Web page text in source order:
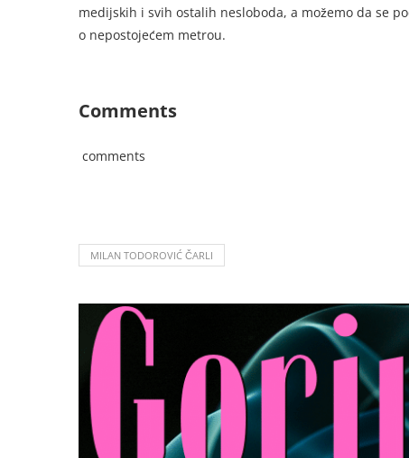
medijskih i svih ostalih nesloboda, a možemo da se
o nepostojećem metrou.
Comments
comments
MILAN TODOROVIĆ ČARLI